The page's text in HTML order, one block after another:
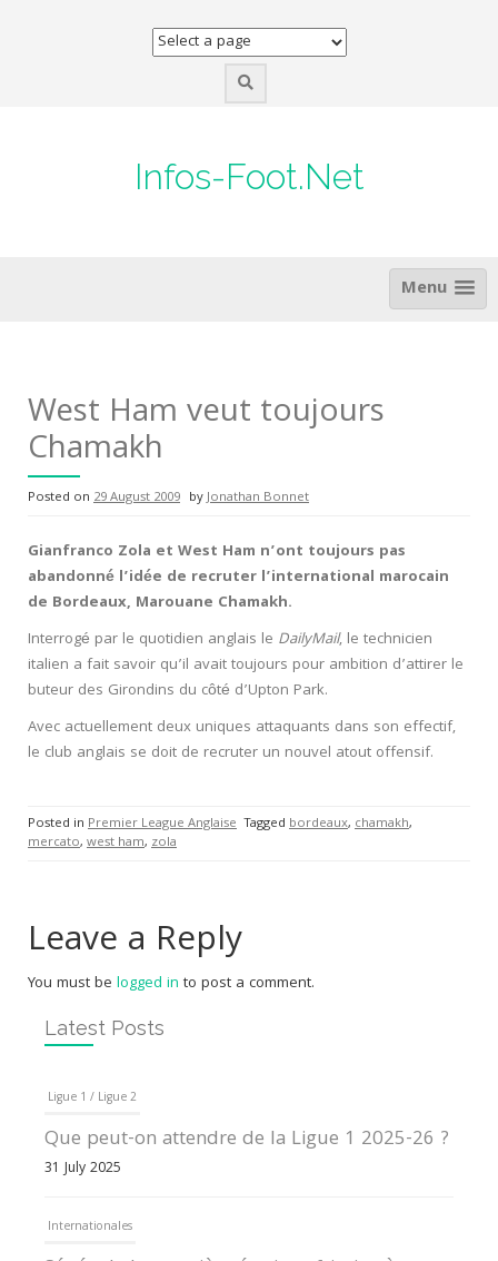
Infos-Foot.Net
Menu
West Ham veut toujours
Chamakh
Posted on 29 August 2009 byJonathan Bonnet
Gianfranco Zola et West Ham n’ont toujours pas
abandonné l’idée de recruter l’international marocain
de Bordeaux, Marouane Chamakh.
Interrogé par le quotidien anglais le DailyMail, le technicien
italien a fait savoir qu’il avait toujours pour ambition d’attirer le
buteur des Girondins du côté d’Upton Park.
Avec actuellement deux uniques attaquants dans son effectif,
le club anglais se doit de recruter un nouvel atout offensif.
Posted in Premier League Anglaise Tagged bordeaux, chamakh,
mercato, west ham, zola
Leave a Reply
You must be logged in to post a comment.
Latest Posts
Ligue 1 / Ligue 2
Que peut-on attendre de la Ligue 1 2025-26 ?
31 July 2025
Internationales